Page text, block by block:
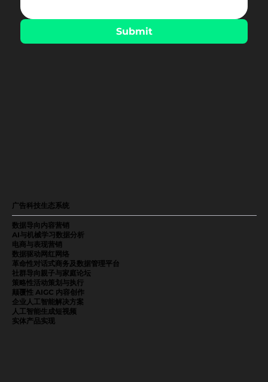
Submit
广告科技生态系统
数据导向内容营销
AI与机械学习数据分析
电商与表现营销
数据驱动网红网络
革命性对话式商务及数据管理平台
社群导向親子与家庭论坛
策略性活动策划与执行
颠覆性 AIGC 内容创作
企业人工智能解决方案
人工智能生成短视频
实体产品实现